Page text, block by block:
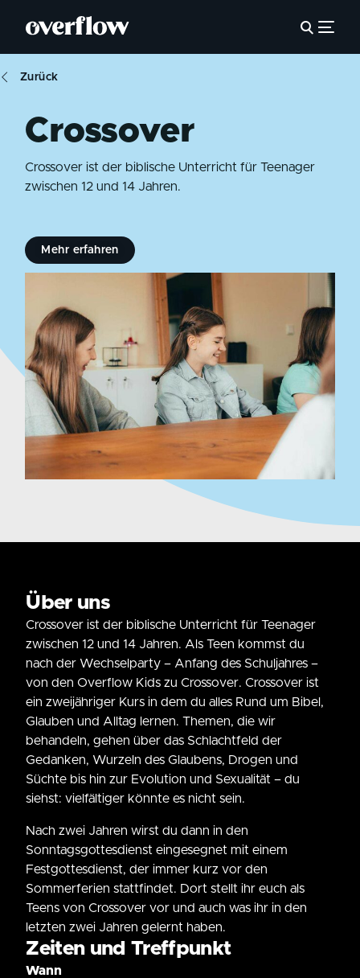
Zurück
Crossover
Crossover ist der biblische Unterricht für Teenager
zwischen 12 und 14 Jahren.
Mehr erfahren
Zeiten und Treffpunkt
Wann
Über uns
Crossover ist der biblische Unterricht für Teenager
zwischen 12 und 14 Jahren. Als Teen kommst du
nach der Wechselparty – Anfang des Schuljahres –
von den Overflow Kids zu Crossover. Crossover ist
ein zweijähriger Kurs in dem du alles Rund um Bibel,
Glauben und Alltag lernen. Themen, die wir
behandeln, gehen über das Schlachtfeld der
Gedanken, Wurzeln des Glaubens, Drogen und
Süchte bis hin zur Evolution und Sexualität – du
siehst: vielfältiger könnte es nicht sein.
Nach zwei Jahren wirst du dann in den
Sonntagsgottesdienst eingesegnet mit einem
Festgottesdienst, der immer kurz vor den
Sommerferien stattfindet. Dort stellt ihr euch als
Teens von Crossover vor und auch was ihr in den
letzten zwei Jahren gelernt haben.